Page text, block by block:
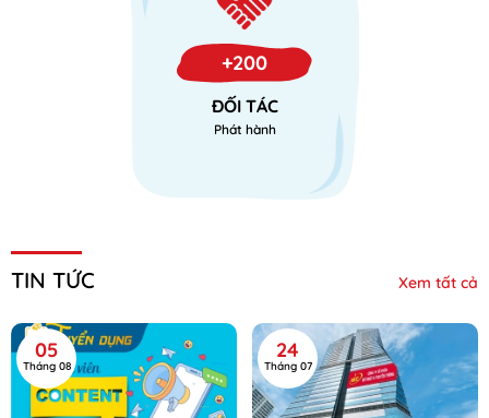
+200
ĐỐI TÁC
Phát hành
TIN TỨC Xem tất cả
05
Tháng 08
24
Tháng 07